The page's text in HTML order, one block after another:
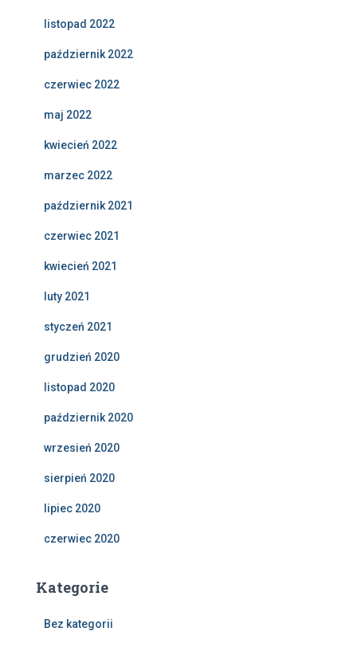
listopad 2022
październik 2022
czerwiec 2022
maj 2022
kwiecień 2022
marzec 2022
październik 2021
czerwiec 2021
kwiecień 2021
luty 2021
styczeń 2021
grudzień 2020
listopad 2020
październik 2020
wrzesień 2020
sierpień 2020
lipiec 2020
czerwiec 2020
Kategorie
Bez kategorii